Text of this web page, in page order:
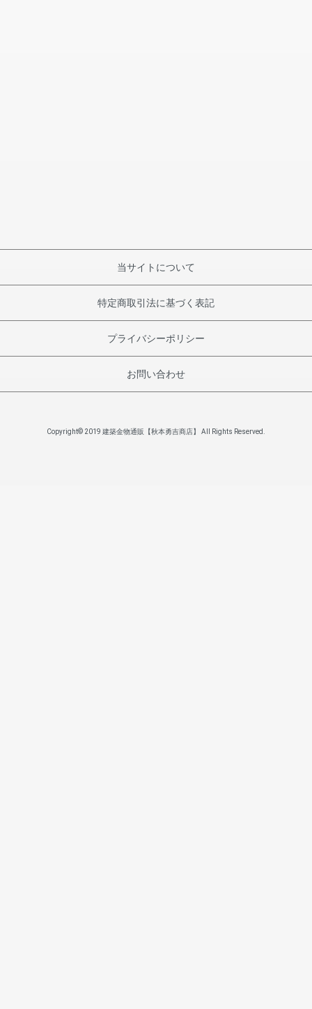
当サイトについて
特定商取引法に基づく表記
プライバシーポリシー
お問い合わせ
Copyright© 2019 建築金物通販【秋本勇吉商店】 All Rights Reserved.